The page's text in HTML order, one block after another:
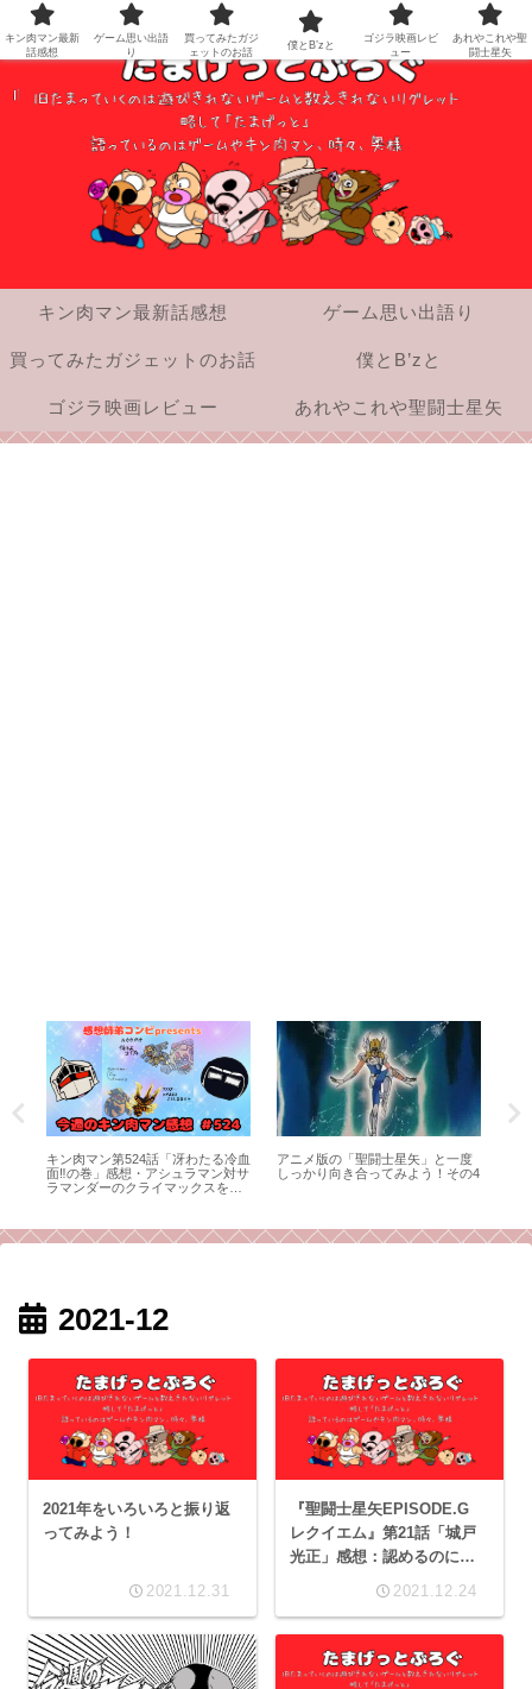
キン肉マン最新話感想 ゲーム思い出語り
買ってみたガジェットのお話 僕とB’zと
ゴジラ映画レビュー あれやこれや聖闘士星矢
キン肉マン第524話「冴わたる冷血
面‼︎の巻」感想・アシュラマン対サ
ラマンダーのクライマックスを、
アニメ版の「聖闘士星矢」と一度
しっかり向き合ってみよう！その4
2021-12
2021年をいろいろと振り返
ってみよう！
2021.12.31
『聖闘士星矢EPISODE.G
レクイエム』第21話「城戸
光正」感想：認めるのに勇
2021.12.24
キン肉マン最新
話感想
ゲーム思い出語
り
買ってみたガジ
ェットのお話
僕とB’zと
ゴジラ映画レビ
ュー
あれやこれや聖
闘士星矢